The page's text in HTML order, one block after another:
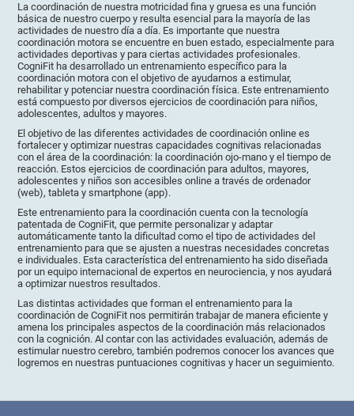
La coordinación de nuestra motricidad fina y gruesa es una función
básica de nuestro cuerpo y resulta esencial para la mayoría de las
actividades de nuestro día a día. Es importante que nuestra
coordinación motora se encuentre en buen estado, especialmente para
actividades deportivas y para ciertas actividades profesionales.
CogniFit ha desarrollado un entrenamiento específico para la
coordinación motora con el objetivo de ayudarnos a estimular,
rehabilitar y potenciar nuestra coordinación física. Este entrenamiento
está compuesto por diversos ejercicios de coordinación para niños,
adolescentes, adultos y mayores.
El objetivo de las diferentes actividades de coordinación online es
fortalecer y optimizar nuestras capacidades cognitivas relacionadas
con el área de la coordinación: la coordinación ojo-mano y el tiempo de
reacción. Estos ejercicios de coordinación para adultos, mayores,
adolescentes y niños son accesibles online a través de ordenador
(web), tableta y smartphone (app).
Este entrenamiento para la coordinación cuenta con la tecnología
patentada de CogniFit, que permite personalizar y adaptar
automáticamente tanto la dificultad como el tipo de actividades del
entrenamiento para que se ajusten a nuestras necesidades concretas
e individuales. Esta característica del entrenamiento ha sido diseñada
por un equipo internacional de expertos en neurociencia, y nos ayudará
a optimizar nuestros resultados.
Las distintas actividades que forman el entrenamiento para la
coordinación de CogniFit nos permitirán trabajar de manera eficiente y
amena los principales aspectos de la coordinación más relacionados
con la cognición. Al contar con las actividades evaluación, además de
estimular nuestro cerebro, también podremos conocer los avances que
logremos en nuestras puntuaciones cognitivas y hacer un seguimiento.